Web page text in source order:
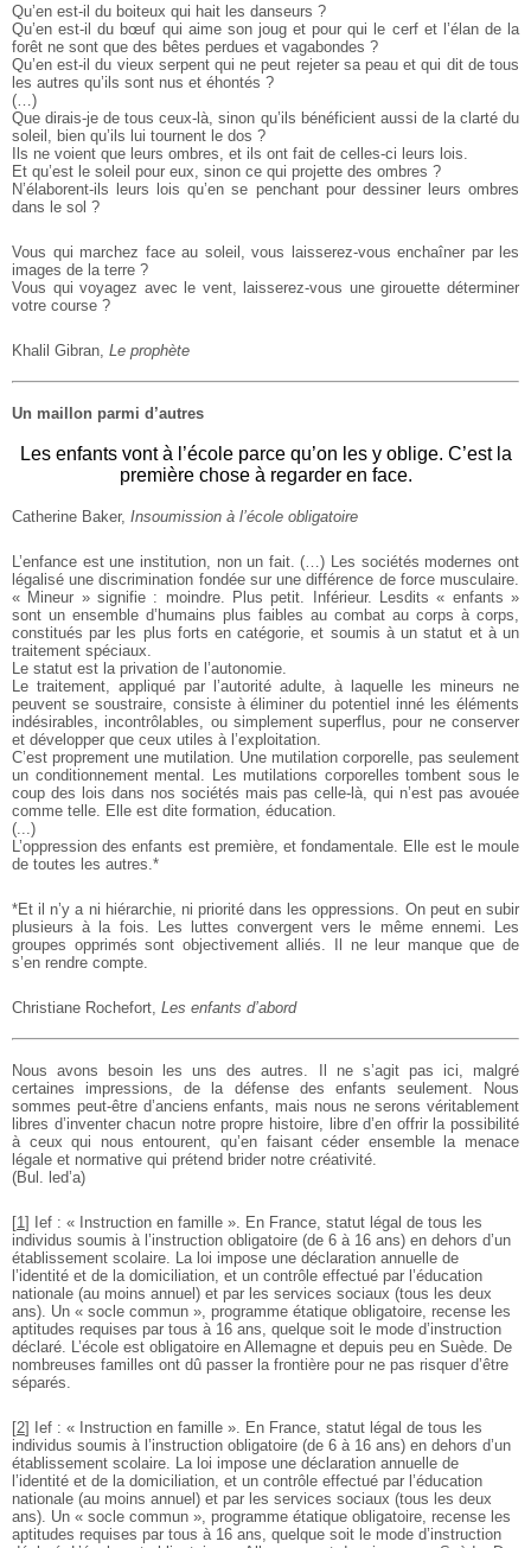
Qu’en est-il du boiteux qui hait les danseurs ?
Qu’en est-il du bœuf qui aime son joug et pour qui le cerf et l’élan de la
forêt ne sont que des bêtes perdues et vagabondes ?
Qu’en est-il du vieux serpent qui ne peut rejeter sa peau et qui dit de tous
les autres qu’ils sont nus et éhontés ?
(…)
Que dirais-je de tous ceux-là, sinon qu’ils bénéficient aussi de la clarté du
soleil, bien qu’ils lui tournent le dos ?
Ils ne voient que leurs ombres, et ils ont fait de celles-ci leurs lois.
Et qu’est le soleil pour eux, sinon ce qui projette des ombres ?
N’élaborent-ils leurs lois qu’en se penchant pour dessiner leurs ombres
dans le sol ?
Vous qui marchez face au soleil, vous laisserez-vous enchaîner par les
images de la terre ?
Vous qui voyagez avec le vent, laisserez-vous une girouette déterminer
votre course ?
Khalil Gibran, Le prophète
Un maillon parmi d’autres
Les enfants vont à l’école parce qu’on les y oblige. C’est la
première chose à regarder en face.
Catherine Baker, Insoumission à l’école obligatoire
L’enfance est une institution, non un fait. (…) Les sociétés modernes ont
légalisé une discrimination fondée sur une différence de force musculaire.
« Mineur » signifie : moindre. Plus petit. Inférieur. Lesdits « enfants »
sont un ensemble d’humains plus faibles au combat au corps à corps,
constitués par les plus forts en catégorie, et soumis à un statut et à un
traitement spéciaux.
Le statut est la privation de l’autonomie.
Le traitement, appliqué par l’autorité adulte, à laquelle les mineurs ne
peuvent se soustraire, consiste à éliminer du potentiel inné les éléments
indésirables, incontrôlables, ou simplement superflus, pour ne conserver
et développer que ceux utiles à l’exploitation.
C’est proprement une mutilation. Une mutilation corporelle, pas seulement
un conditionnement mental. Les mutilations corporelles tombent sous le
coup des lois dans nos sociétés mais pas celle-là, qui n’est pas avouée
comme telle. Elle est dite formation, éducation.
(...)
L’oppression des enfants est première, et fondamentale. Elle est le moule
de toutes les autres.*
*Et il n’y a ni hiérarchie, ni priorité dans les oppressions. On peut en subir
plusieurs à la fois. Les luttes convergent vers le même ennemi. Les
groupes opprimés sont objectivement alliés. Il ne leur manque que de
s’en rendre compte.
Christiane Rochefort, Les enfants d’abord
Nous avons besoin les uns des autres. Il ne s’agit pas ici, malgré
certaines impressions, de la défense des enfants seulement. Nous
sommes peut-être d’anciens enfants, mais nous ne serons véritablement
libres d’inventer chacun notre propre histoire, libre d’en offrir la possibilité
à ceux qui nous entourent, qu’en faisant céder ensemble la menace
légale et normative qui prétend brider notre créativité.
(Bul. led’a)
[1] Ief : « Instruction en famille ». En France, statut légal de tous les
individus soumis à l’instruction obligatoire (de 6 à 16 ans) en dehors d’un
établissement scolaire. La loi impose une déclaration annuelle de
l’identité et de la domiciliation, et un contrôle effectué par l’éducation
nationale (au moins annuel) et par les services sociaux (tous les deux
ans). Un « socle commun », programme étatique obligatoire, recense les
aptitudes requises par tous à 16 ans, quelque soit le mode d’instruction
déclaré. L’école est obligatoire en Allemagne et depuis peu en Suède. De
nombreuses familles ont dû passer la frontière pour ne pas risquer d’être
séparés.
[2] Ief : « Instruction en famille ». En France, statut légal de tous les
individus soumis à l’instruction obligatoire (de 6 à 16 ans) en dehors d’un
établissement scolaire. La loi impose une déclaration annuelle de
l’identité et de la domiciliation, et un contrôle effectué par l’éducation
nationale (au moins annuel) et par les services sociaux (tous les deux
ans). Un « socle commun », programme étatique obligatoire, recense les
aptitudes requises par tous à 16 ans, quelque soit le mode d’instruction